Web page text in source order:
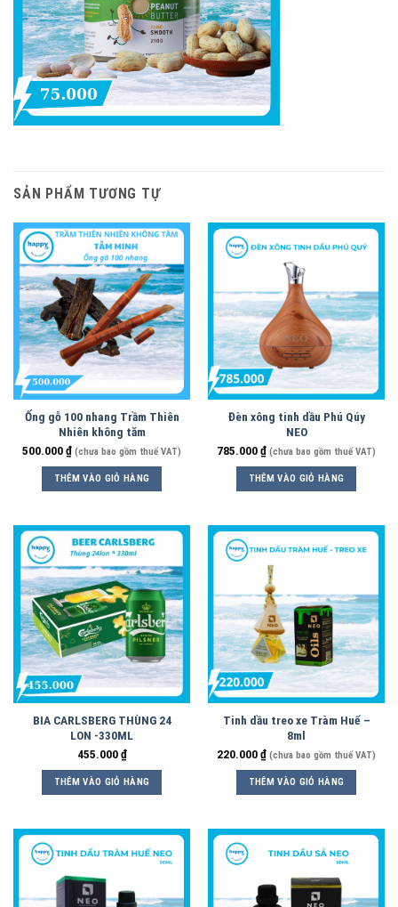
SẢN PHẨM TƯƠNG TỰ
Ống gỗ 100 nhang Trầm Thiên
Nhiên không tăm
500.000₫ (chưa bao gồm thuế VAT)
THÊM VÀO GIỎ HÀNG
Đèn xông tinh dầu Phú Qúy
NEO
785.000₫ (chưa bao gồm thuế VAT)
THÊM VÀO GIỎ HÀNG
BIA CARLSBERG THÙNG 24
LON -330ML
455.000₫
THÊM VÀO GIỎ HÀNG
Tinh dầu treo xe Tràm Huế –
8ml
220.000₫ (chưa bao gồm thuế VAT)
THÊM VÀO GIỎ HÀNG